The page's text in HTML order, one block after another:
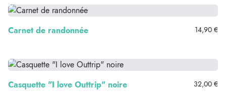
Carnet de randonnée 14,90 €
Casquette "I love Outtrip" noire 32,00 €